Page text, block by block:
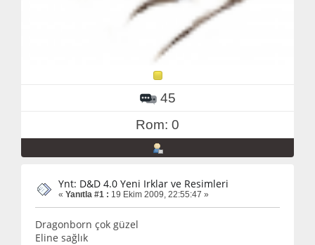
45
Rom: 0
Ynt: D&D 4.0 Yeni Irklar ve Resimleri
« Yanıtla #1 : 19 Ekim 2009, 22:55:47 »
Dragonborn çok güzel
Eline sağlık